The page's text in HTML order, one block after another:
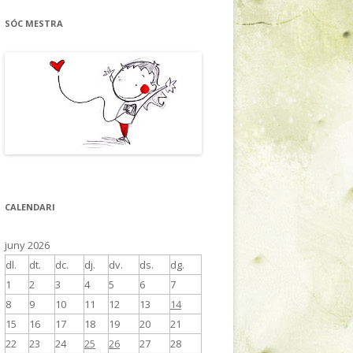
SÓC MESTRA
CALENDARI
juny 2026
dl.
dt. dc. dj. dv. ds. dg.
1 2 3 4 5 6
7
8
9 10 11 12 13
14
15
16 17 18 19 20
21
22
23 24 25 26 27
28